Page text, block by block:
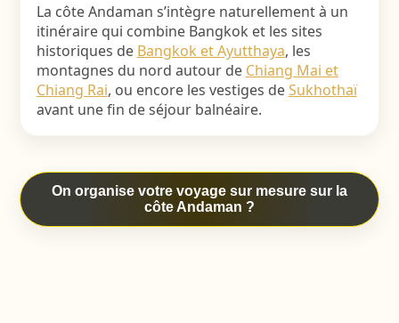
La côte Andaman s’intègre naturellement à un
itinéraire qui combine Bangkok et les sites
historiques de Bangkok et Ayutthaya, les
montagnes du nord autour de Chiang Mai et
Chiang Rai, ou encore les vestiges deSukhothaï
avant une fin de séjour balnéaire.
On organise votre voyage sur mesure sur la
côte Andaman ?